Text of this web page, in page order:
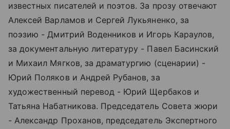
известных писателей и поэтов. За прозу отвечают
Алексей Варламов и Сергей Лукьяненко, за
поэзию - Дмитрий Воденников и Игорь Караулов,
за документальную литературу - Павел Басинский
и Михаил Мягков, за драматургию (сценарии) -
Юрий Поляков и Андрей Рубанов, за
художественный перевод - Юрий Щербаков и
Татьяна Набатникова. Председатель Совета жюри
- Александр Проханов, председатель Экспертного